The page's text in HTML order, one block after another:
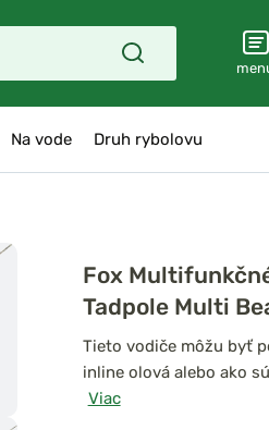
Na vode Druh rybolovu
Fox
Tadpole Multi
Tieto vodiče môžu byť
inline olová alebo ako
Viac